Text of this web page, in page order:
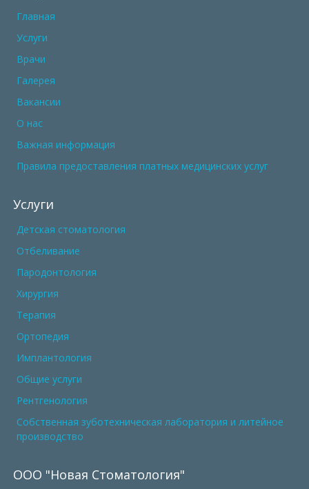
Главная
Услуги
Врачи
Галерея
Вакансии
О нас
Важная информация
Правила предоставления платных медицинских услуг
Услуги
Детская стоматология
Отбеливание
Пародонтология
Хирургия
Терапия
Ортопедия
Имплантология
Общие услуги
Рентгенология
Собственная зуботехническая лаборатория и литейное
производство
ООО "Новая Стоматология"